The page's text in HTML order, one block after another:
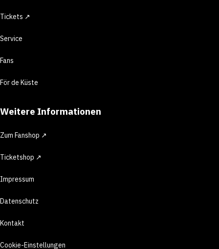
Tickets ↗
Service
Fans
För de Küste
Weitere Informationen
Zum Fanshop ↗
Ticketshop ↗
Impressum
Datenschutz
Kontakt
Cookie-Einstellungen